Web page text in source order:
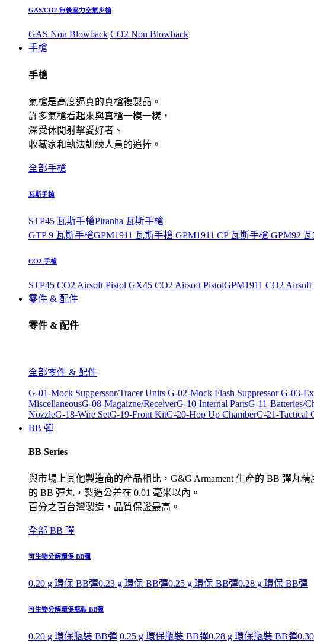
GAS/CO2 無後座力空氣步槍
GAS Non Blowback CO2 Non Blowback
手槍
手槍
氣槍是高度逼真的真槍複製品。
許多氣槍看起來與真槍一模一樣，
深受休閒射擊愛好者、
收藏家和執法訓練人員的追捧。
全部手槍
瓦斯手槍
STP45 瓦斯手槍Piranha 瓦斯手槍
GTP 9 瓦斯手槍GPM1911 瓦斯手槍 GPM1911 CP 瓦斯手槍 GPM92
CO2 手槍
STP45 CO2 Airsoft Pistol GX45 CO2 Airsoft PistolGPM1911 CO2 Airsoft
零件 & 配件
零件 & 配件
全部零件 & 配件
G-01-Mock Supperssor/Tracer Units G-02-Mock Flash Suppressor G-03-
MiscellaneousG-08-Magaizne/ReceiverG-10-Internal PartsG-11-Batteries/
NozzleG-18-Wire SetG-19-Front KitG-20-Hop Up ChamberG-21-Tactical
BB 彈
BB Series
與市場上其他製造商的產品相比，G&G Armament 生產的 BB 彈丸
的 BB 彈丸，製造公差在 0.01 毫米以內。
百分之百台灣製造，品質保證最高。
全部 BB 彈
可生物分解環保 BB彈
0.20 g 環保 BB彈0.23 g 環保 BB彈0.25 g 環保 BB彈0.28 g 環保 BB彈
可生物分解環保瓶裝 BB彈
0.20 g 環保瓶裝 BB彈 0.25 g 環保瓶裝 BB彈0.28 g 環保瓶裝 BB彈